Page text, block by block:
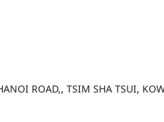
ROAD,, TSIM SHA TSUI,